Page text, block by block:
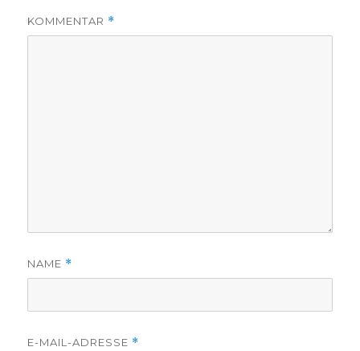
KOMMENTAR *
NAME *
E-MAIL-ADRESSE *